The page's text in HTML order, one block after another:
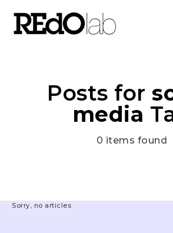
Posts for
media
0 items found
Sorry, no articles